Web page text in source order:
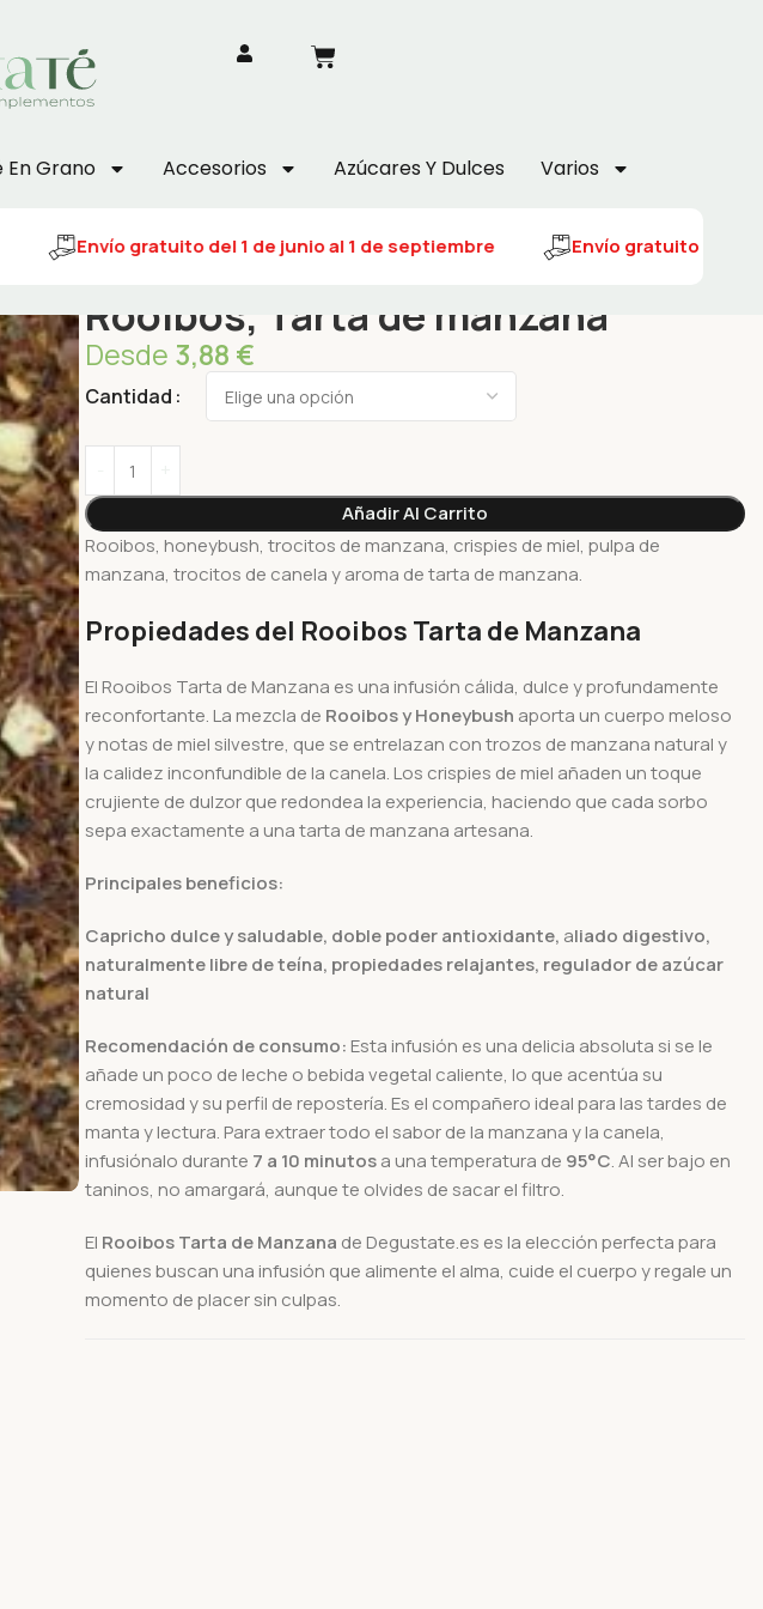
En Grano Accesorios Azúcares Y Dulces Varios
Envío gratuito del 1 de junio al 1 de septiembre Envío gratuito del 1 de
Rooibos, Tarta de manzana
Desde 3,88 €
Cantidad
Añadir Al Carrito
Rooibos, honeybush, trocitos de manzana, crispies de miel, pulpa de
manzana, trocitos de canela y aroma de tarta de manzana.
Propiedades del Rooibos Tarta de Manzana
El Rooibos Tarta de Manzana es una infusión cálida, dulce y profundamente
reconfortante. La mezcla de Rooibos y Honeybush aporta un cuerpo meloso
y notas de miel silvestre, que se entrelazan con trozos de manzana natural y
la calidez inconfundible de la canela. Los crispies de miel añaden un toque
crujiente de dulzor que redondea la experiencia, haciendo que cada sorbo
sepa exactamente a una tarta de manzana artesana.
Principales beneficios:
Capricho dulce y saludable, doble poder antioxidante, aliado digestivo,
naturalmente libre de teína, propiedades relajantes, regulador de azúcar
natural
Recomendación de consumo: Esta infusión es una delicia absoluta si se le
añade un poco de leche o bebida vegetal caliente, lo que acentúa su
cremosidad y su perfil de repostería. Es el compañero ideal para las tardes de
manta y lectura. Para extraer todo el sabor de la manzana y la canela,
infusiónalo durante 7 a 10 minutosa una temperatura de 95°C. Al ser bajo en
taninos, no amargará, aunque te olvides de sacar el filtro.
El Rooibos Tarta de Manzana de Degustate.es es la elección perfecta para
quienes buscan una infusión que alimente el alma, cuide el cuerpo y regale un
momento de placer sin culpas.